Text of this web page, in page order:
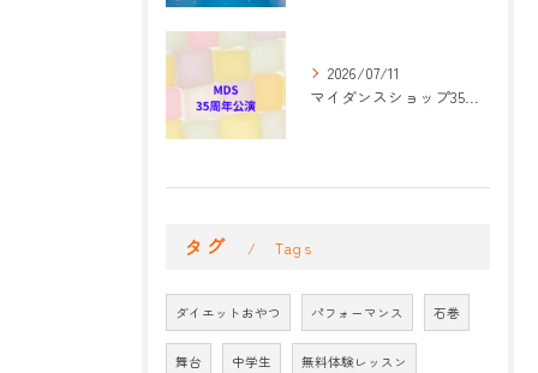
2026/07/11
マイダンスショップ35周年記念公演 振付開始
タグ Tags
ダイエットおやつ パフォーマンス 石巻
舞台 中学生 無料体験レッスン